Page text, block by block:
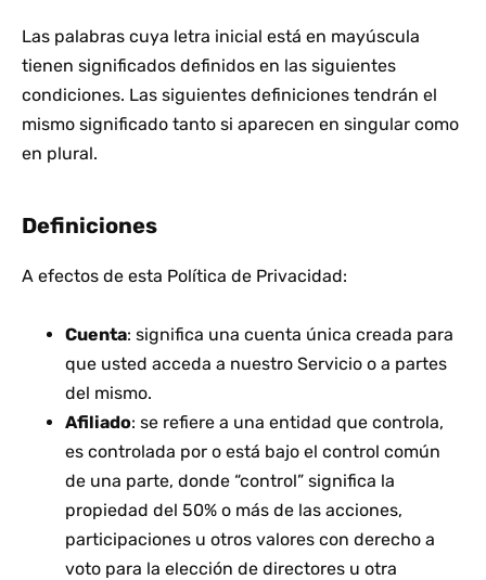
Las palabras cuya letra inicial está en mayúscula
tienen significados definidos en las siguientes
condiciones. Las siguientes definiciones tendrán el
mismo significado tanto si aparecen en singular como
en plural.
Definiciones
A efectos de esta Política de Privacidad:
Cuenta: significa una cuenta única creada para
que usted acceda a nuestro Servicio o a partes
del mismo.
Afiliado: se refiere a una entidad que controla,
es controlada por o está bajo el control común
de una parte, donde “control” significa la
propiedad del 50% o más de las acciones,
participaciones u otros valores con derecho a
voto para la elección de directores u otra